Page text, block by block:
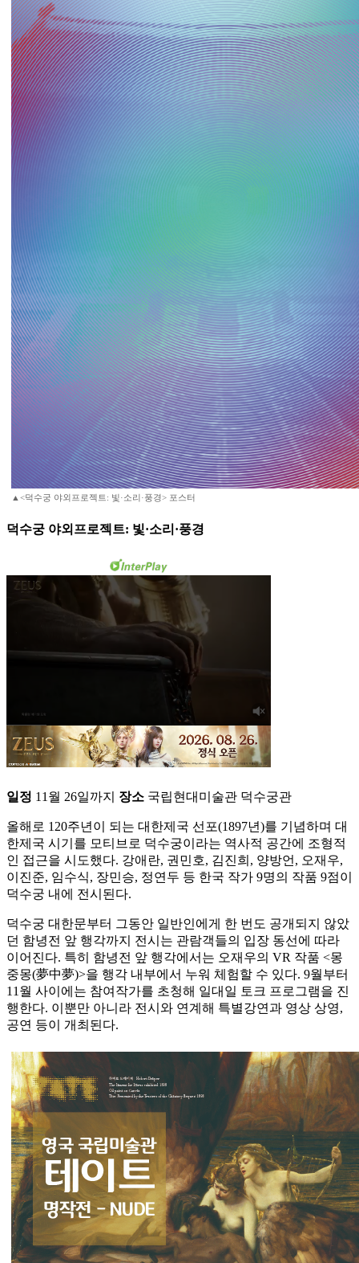
▲<덕수궁 야외프로젝트: 빛·소리·풍경> 포스터
덕수궁 야외프로젝트: 빛·소리·풍경
일정 11월 26일까지 장소 국립현대미술관 덕수궁관
올해로 120주년이 되는 대한제국 선포(1897년)를 기념하며 대
한제국 시기를 모티브로 덕수궁이라는 역사적 공간에 조형적
인 접근을 시도했다. 강애란, 권민호, 김진희, 양방언, 오재우,
이진준, 임수식, 장민승, 정연두 등 한국 작가 9명의 작품 9점이
덕수궁 내에 전시된다.
덕수궁 대한문부터 그동안 일반인에게 한 번도 공개되지 않았
던 함녕전 앞 행각까지 전시는 관람객들의 입장 동선에 따라
이어진다. 특히 함녕전 앞 행각에서는 오재우의 VR 작품 <몽
중몽(夢中夢)>을 행각 내부에서 누워 체험할 수 있다. 9월부터
11월 사이에는 참여작가를 초청해 일대일 토크 프로그램을 진
행한다. 이뿐만 아니라 전시와 연계해 특별강연과 영상 상영,
공연 등이 개최된다.